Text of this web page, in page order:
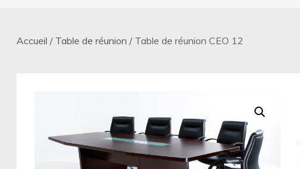
Accueil / Table de réunion / Table de réunion CEO 12